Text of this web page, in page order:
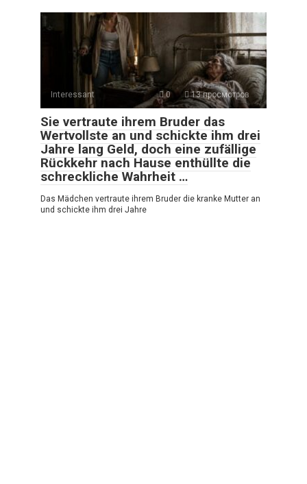
Interessant 0 13 просмотров
Sie vertraute ihrem Bruder das
Wertvollste an und schickte ihm drei
Jahre lang Geld, doch eine zufällige
Rückkehr nach Hause enthüllte die
schreckliche Wahrheit …
Das Mädchen vertraute ihrem Bruder die kranke Mutter an
und schickte ihm drei Jahre